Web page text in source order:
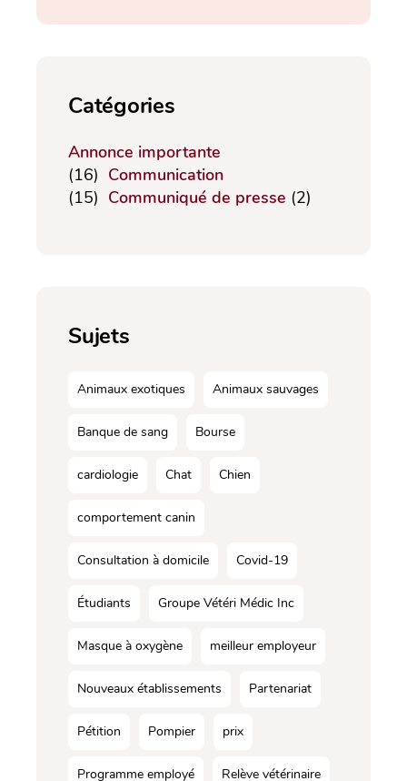
Catégories
Annonce importante
(16) Communication
(15) Communiqué de presse (2)
Sujets
Animaux exotiques Animaux sauvages
Banque de sang Bourse
cardiologie Chat Chien
comportement canin
Consultation à domicile Covid-19
Étudiants Groupe Vétéri Médic Inc
Masque à oxygène meilleur employeur
Nouveaux établissements Partenariat
Pétition Pompier prix
Programme employé Relève vétérinaire